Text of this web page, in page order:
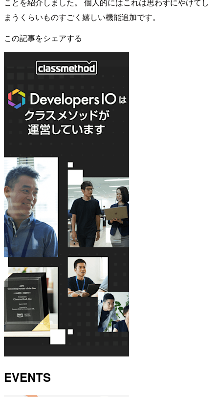
まうくらいものすごく嬉しい機能追加です。
この記事をシェアする
EVENTS